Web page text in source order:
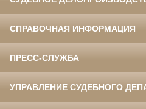
СПРАВОЧНАЯ ИНФОРМАЦИЯ
ПРЕСС-СЛУЖБА
УПРАВЛЕНИЕ СУДЕБНОГО